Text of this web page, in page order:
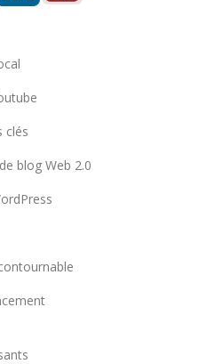
clés
blog Web 2.0